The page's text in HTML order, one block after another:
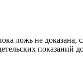
ложь не доказана,
показаний